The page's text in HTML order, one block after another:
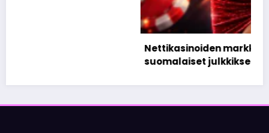
Nettikasinoiden markkinoinnista tunnetut
suomalaiset julkkikset